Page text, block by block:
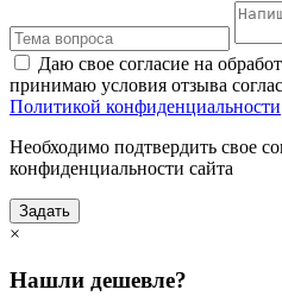
Даю свое согласие на
принимаю условия отзыва
Политикой конфиденциальности
Необходимо подтвердить свое
конфиденциальности сайта
Задать
×
Нашли дешевле?